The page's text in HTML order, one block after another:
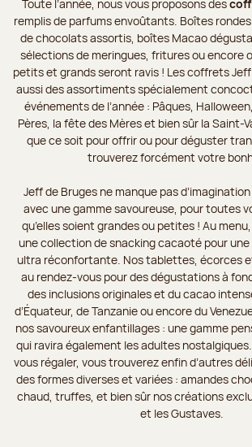
Toute l’année, nous vous proposons des
remplis de parfums envoûtants. Boîtes
de chocolats assortis, boîtes Macao
sélections de meringues, fritures ou encore
petits et grands seront ravis ! Les coffrets
aussi des assortiments spécialement
événements de l’année : Pâques,
Pères, la fête des Mères et bien sûr la Saint-
que ce soit pour offrir ou pour déguster
trouverez forcément votre
Jeff de Bruges ne manque pas
avec une gamme savoureuse, pour toutes
qu’elles soient grandes ou petites ! Au
une collection de snacking cacaoté pour
ultra réconfortante. Nos tablettes, écorces
au rendez-vous pour des dégustations à
des inclusions originales et du cacao
d’Équateur, de Tanzanie ou encore du
nos savoureux enfantillages : une gamme
qui ravira également les adultes
vous régaler, vous trouverez enfin d’autres
des formes diverses et variées : amandes
chaud, truffes, et bien sûr nos créations
et les Gustaves.